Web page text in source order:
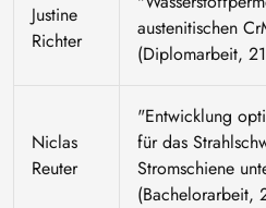
Justine
Richter
austenitischen
(Diplomarbeit,
Niclas
Reuter
"Entwicklung
für das
Stromschiene
(Bachelorarbeit,